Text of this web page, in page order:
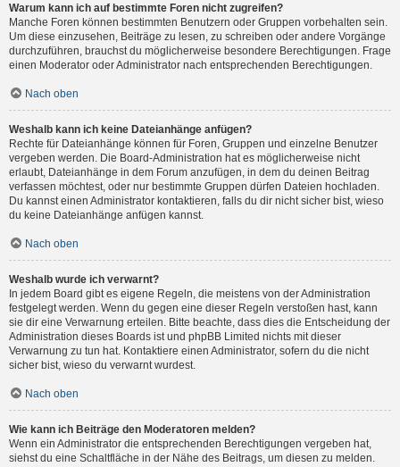
Warum kann ich auf bestimmte Foren nicht zugreifen?
Manche Foren können bestimmten Benutzern oder Gruppen vorbehalten sein.
Um diese einzusehen, Beiträge zu lesen, zu schreiben oder andere Vorgänge
durchzuführen, brauchst du möglicherweise besondere Berechtigungen. Frage
einen Moderator oder Administrator nach entsprechenden Berechtigungen.
Nach oben
Weshalb kann ich keine Dateianhänge anfügen?
Rechte für Dateianhänge können für Foren, Gruppen und einzelne Benutzer
vergeben werden. Die Board-Administration hat es möglicherweise nicht
erlaubt, Dateianhänge in dem Forum anzufügen, in dem du deinen Beitrag
verfassen möchtest, oder nur bestimmte Gruppen dürfen Dateien hochladen.
Du kannst einen Administrator kontaktieren, falls du dir nicht sicher bist, wieso
du keine Dateianhänge anfügen kannst.
Nach oben
Weshalb wurde ich verwarnt?
In jedem Board gibt es eigene Regeln, die meistens von der Administration
festgelegt werden. Wenn du gegen eine dieser Regeln verstoßen hast, kann
sie dir eine Verwarnung erteilen. Bitte beachte, dass dies die Entscheidung der
Administration dieses Boards ist und phpBB Limited nichts mit dieser
Verwarnung zu tun hat. Kontaktiere einen Administrator, sofern du die nicht
sicher bist, wieso du verwarnt wurdest.
Nach oben
Wie kann ich Beiträge den Moderatoren melden?
Wenn ein Administrator die entsprechenden Berechtigungen vergeben hat,
siehst du eine Schaltfläche in der Nähe des Beitrags, um diesen zu melden.